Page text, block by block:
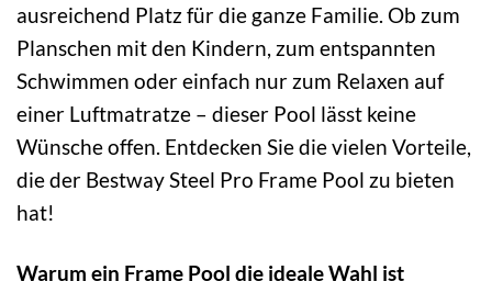
ausreichend Platz für die ganze Familie. Ob zum
Planschen mit den Kindern, zum entspannten
Schwimmen oder einfach nur zum Relaxen auf
einer Luftmatratze – dieser Pool lässt keine
Wünsche offen. Entdecken Sie die vielen Vorteile,
die der Bestway Steel Pro Frame Pool zu bieten
hat!
Warum ein Frame Pool die ideale Wahl ist